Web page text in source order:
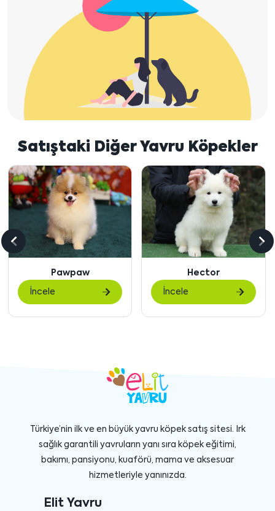
Satıştaki Diğer Yavru Köpekler
Pawpaw
İncele
Hector
İncele
Önceki
göster
Türkiye’nin ilk ve en büyük yavru köpek satış sitesi. Irk
sağlık garantili yavruların yanı sıra köpek eğitimi,
bakımı, pansiyonu, kuaförü, mama ve aksesuar
hizmetleriyle yanınızda.
Elit Yavru